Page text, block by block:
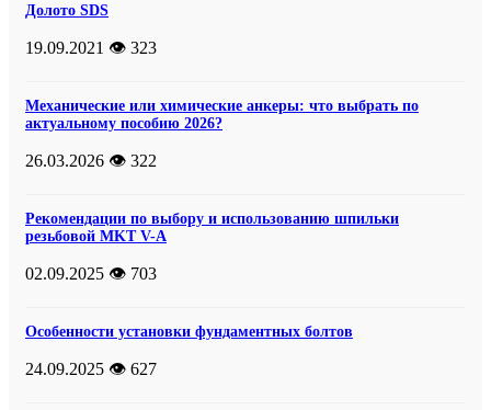
Долото SDS
19.09.2021 👁️ 323
Механические или химические анкеры: что выбрать по
актуальному пособию 2026?
26.03.2026 👁️ 322
Рекомендации по выбору и использованию шпильки
резьбовой MKT V-A
02.09.2025 👁️ 703
Особенности установки фундаментных болтов
24.09.2025 👁️ 627